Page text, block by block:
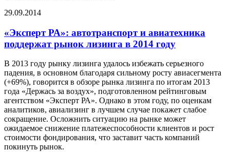
29.09.2014
«Эксперт РА»: автотранспорт и авиатехника
поддержат рынок лизинга в 2014 году
В 2013 году рынку лизинга удалось избежать серьезного
падения, в основном благодаря сильному росту авиасегмента
(+69%), говорится в обзоре рынка лизинга по итогам 2013
года «Держась за воздух», подготовленном рейтинговым
агентством «Эксперт РА». Однако в этом году, по оценкам
аналитиков, авиализинг в лучшем случае покажет слабое
сокращение. Осложнить ситуацию на рынке может
ожидаемое снижение платежеспособности клиентов и рост
стоимости фондирования, что заставит часть компаний
покинуть рынок.